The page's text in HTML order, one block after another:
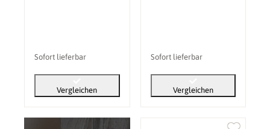
Sofort lieferbar
Vergleichen
Sofort lieferbar
Vergleichen